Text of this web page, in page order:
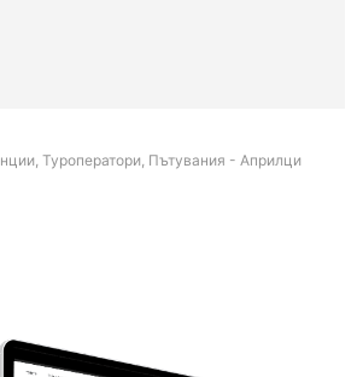
Туроператори, Пътувания - Априлци